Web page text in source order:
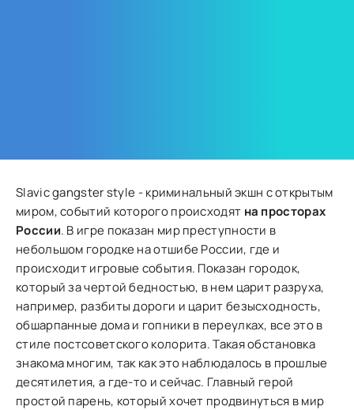
Slavic gangster style - криминальный экшн с открытым
миром, событий которого происходят на просторах
России. В игре показан мир преступности в
небольшом городке на отшибе России, где и
происходит игровые события. Показан городок,
который за чертой бедностью, в нем царит разруха,
например, разбиты дороги и царит безысходность,
обшарпанные дома и гопники в переулках, все это в
стиле постсоветского колорита. Такая обстановка
знакома многим, так как это наблюдалось в прошлые
десятилетия, а где-то и сейчас. Главный герой
простой парень, который хочет продвинуться в мир